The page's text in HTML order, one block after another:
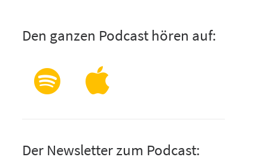
Den ganzen Podcast hören auf:
Der Newsletter zum Podcast: